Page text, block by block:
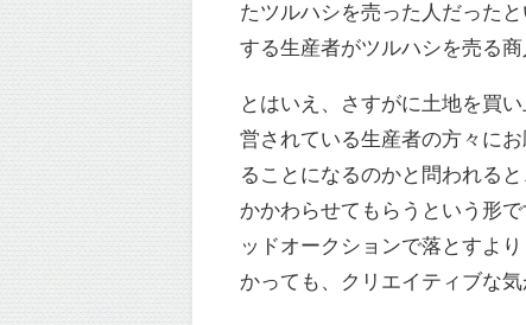
たツルハシを売った人だった
する生産者がツルハシを売る
とはいえ、さすがに土地を買
営されている生産者の方々に
ることになるのかと問われる
かかわらせてもらうという形
ッドオークションで落とすよ
かっても、クリエイティブな気